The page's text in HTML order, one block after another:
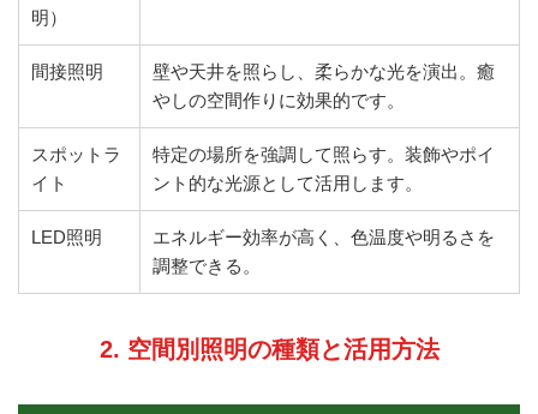
明）
間接照明
壁や天井を照らし、柔らかな光を演出。癒
やしの空間作りに効果的です。
スポットラ
イト
特定の場所を強調して照らす。装飾やポイ
ント的な光源として活用します。
LED照明
エネルギー効率が高く、色温度や明るさを
調整できる。
2. 空間別照明の種類と活用方法